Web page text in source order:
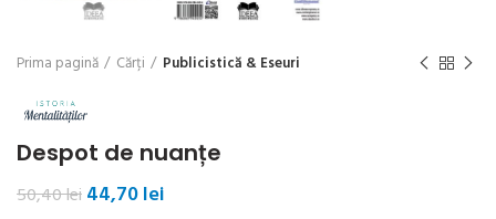
Prima pagină Cărți Publicistică & Eseuri
Despot de nuanțe
50,40leiPrețul
44,70lei